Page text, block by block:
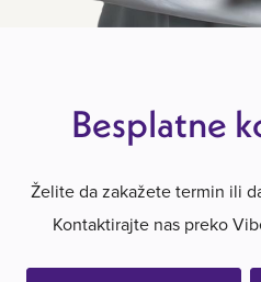
Besplatne
Želite da zakažete termin ili
Kontaktirajte nas preko